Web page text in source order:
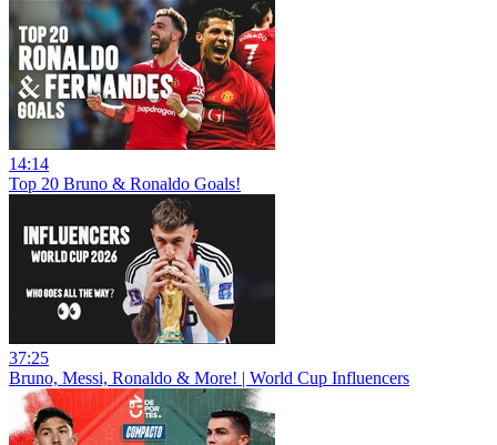
14:14
Top 20 Bruno & Ronaldo Goals!
37:25
Bruno, Messi, Ronaldo & More! | World Cup Influencers